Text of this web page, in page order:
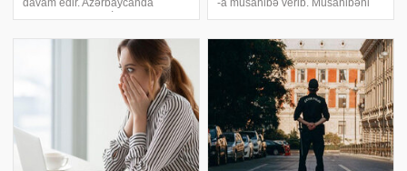
davam edir. Azərbaycanda
koronavirus (COVİD-19)
faktı qeydə alınıb, 5 285 nəfər
müalicə olunaraq sağalıb.
-a müsahibə verib. Müsahibəni
təqdim edirik:. - Vasif müəllim,
gündəmdən düşməyən mövzu ilə
giriş edək - COVİD- 19. Bilirsiniz